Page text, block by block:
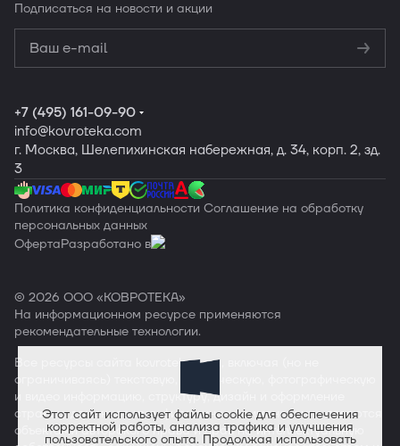
Подписаться на новости и акции
конфиденциальности
Обработку
персональных данных
+7 (495) 161-09-90
info@kovroteka.com
г. Москва, Шелепихинская набережная, д. 34, корп. 2, зд.
3
Политика конфиденциальности Соглашение на обработку
персональных данных
ОфертаРазработано в
© 2026 ООО «КОВРОТЕКА»
На информационном ресурсе применяются
рекомендательные технологии.
Все ресурсы сайта
kovroteka.com
ограничиваясь) текстовую, графическую, фотографическую
и видео информацию, структуру, дизайн и оформление
страниц, доменное имя, фирменное наименование являются
объектами авторского права и прав на интеллектуальную
Этот сайт использует файлы cookie для обеспечения
корректной работы, анализа трафика и улучшения
пользовательского опыта. Продолжая использовать